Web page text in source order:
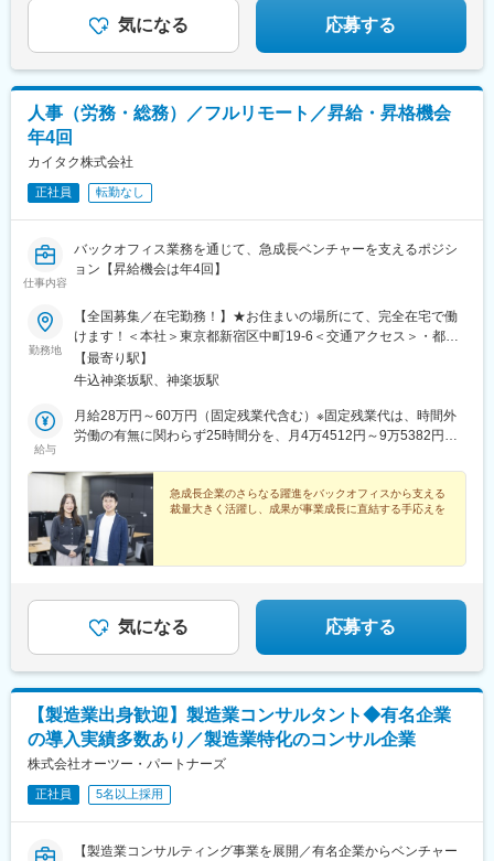
気になる 応募する
人事（労務・総務）／フルリモート／昇給・昇格機会
年4回
カイタク株式会社
正社員 転勤なし
仕事内容
バックオフィス業務を通じて、急成長ベンチャーを支えるポジシ
ョン【昇給機会は年4回】
勤務地
【全国募集／在宅勤務！】★お住まいの場所にて、完全在宅で働
けます！＜本社＞東京都新宿区中町19-6＜交通アクセス＞・都営
大江戸線「牛込神楽坂駅」より徒歩4分・東京メトロ東西線「神楽
坂駅」より徒歩8分・JR中央線／総武線「飯田橋駅」より徒歩約
【最寄り駅】
牛込神楽坂駅、神楽坂駅
給与
月給28万円～60万円（固定残業代含む）※固定残業代は、時間外
労働の有無に関わらず25時間分を、月4万4512円～9万5382円支
急成長企業のさらなる躍進をバックオフィスから支える
裁量大きく活躍し、成果が事業成長に直結する手応えを
気になる 応募する
【製造業出身歓迎】製造業コンサルタント◆有名企業
の導入実績多数あり／製造業特化のコンサル企業
株式会社オーツー・パートナーズ
正社員 5名以上採用
【製造業コンサルティング事業を展開／有名企業からベンチャー